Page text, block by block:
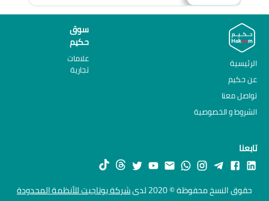
الرئيسية
عن حكيم
تواصل معنا
الشروط و الخصوصية
سوق
حكيم
علامات
تجارية
تابعنا
حقوق النسخ محفوظة © 2020 لدى شركة يوتاجيت للأنظمة المحدودة